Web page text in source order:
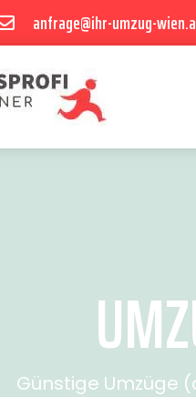
anfrage@ihr-umzug-
Günstige Umzüge